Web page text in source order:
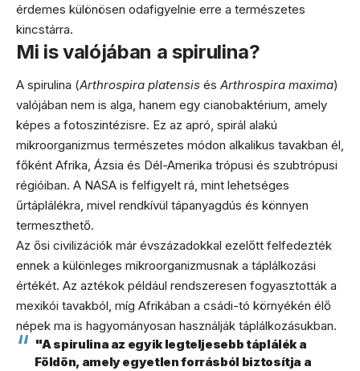
érdemes különösen odafigyelnie erre a természetes
kincstárra.
Mi is valójában a spirulina?
A spirulina (Arthrospira platensis és Arthrospira maxima)
valójában nem is alga, hanem egy cianobaktérium, amely
képes a fotoszintézisre. Ez az apró, spirál alakú
mikroorganizmus természetes módon alkalikus tavakban él,
főként Afrika, Ázsia és Dél-Amerika trópusi és szubtrópusi
régióiban. A NASA is felfigyelt rá, mint lehetséges
űrtáplálékra, mivel rendkívül tápanyagdús és könnyen
termeszthető.
Az ősi civilizációk már évszázadokkal ezelőtt felfedezték
ennek a különleges mikroorganizmusnak a táplálkozási
értékét. Az aztékok például rendszeresen fogyasztották a
mexikói tavakból, míg Afrikában a csádi-tó környékén élő
népek ma is hagyományosan használják táplálkozásukban.
"A spirulina az egyik legteljesebb táplálék a
Földön, amely egyetlen forrásból biztosítja a